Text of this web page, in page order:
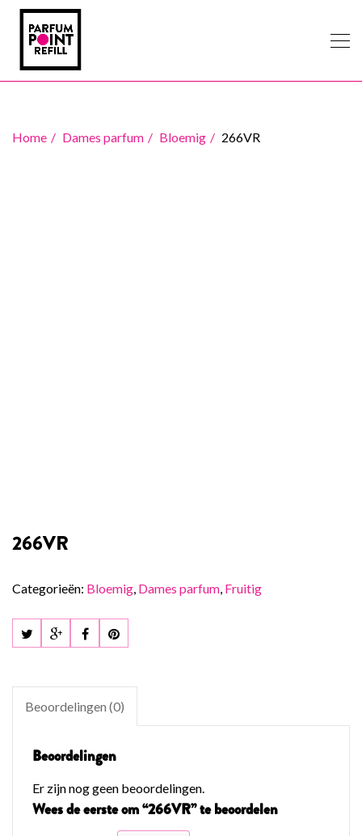
Home Dames parfum Bloemig 266VR
266VR
Categorieën: Bloemig, Dames parfum, Fruitig
Beoordelingen (0)
Beoordelingen
Er zijn nog geen beoordelingen.
Wees de eerste om “266VR” te beoordelen